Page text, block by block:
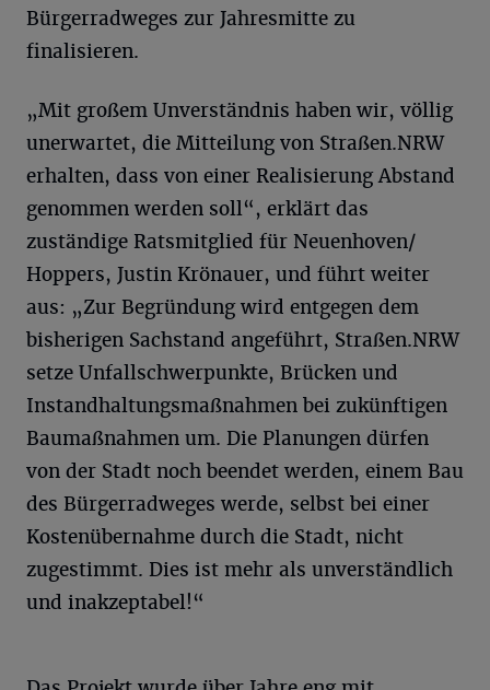
Bürgerradweges zur Jahresmitte zu
finalisieren.
„Mit großem Unverständnis haben wir, völlig
unerwartet, die Mitteilung von Straßen.NRW
erhalten, dass von einer Realisierung Abstand
genommen werden soll“, erklärt das
zuständige Ratsmitglied für Neuenhoven/
Hoppers, Justin Krönauer, und führt weiter
aus: „Zur Begründung wird entgegen dem
bisherigen Sachstand angeführt, Straßen.NRW
setze Unfallschwerpunkte, Brücken und
Instandhaltungsmaßnahmen bei zukünftigen
Baumaßnahmen um. Die Planungen dürfen
von der Stadt noch beendet werden, einem Bau
des Bürgerradweges werde, selbst bei einer
Kostenübernahme durch die Stadt, nicht
zugestimmt. Dies ist mehr als unverständlich
und inakzeptabel!“